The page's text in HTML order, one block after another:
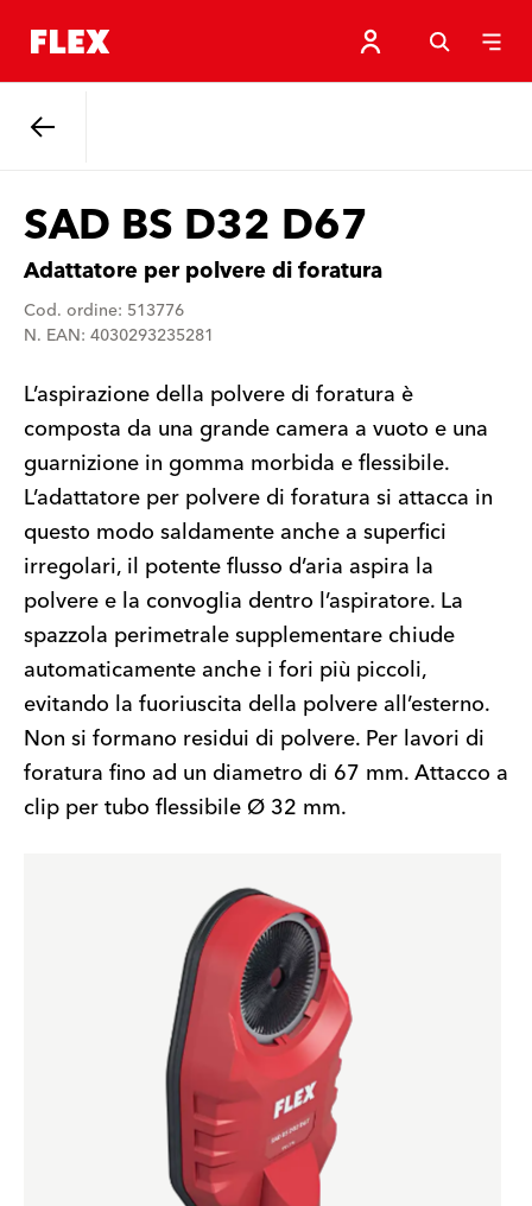
SAD BS D32 D67
Adattatore per polvere di foratura
Cod. ordine: 513776
N. EAN: 4030293235281
L’aspirazione della polvere di foratura è
composta da una grande camera a vuoto e una
guarnizione in gomma morbida e flessibile.
L’adattatore per polvere di foratura si attacca in
questo modo saldamente anche a superfici
irregolari, il potente flusso d’aria aspira la
polvere e la convoglia dentro l’aspiratore. La
spazzola perimetrale supplementare chiude
automaticamente anche i fori più piccoli,
evitando la fuoriuscita della polvere all’esterno.
Non si formano residui di polvere. Per lavori di
foratura fino ad un diametro di 67 mm. Attacco a
clip per tubo flessibile Ø 32 mm.